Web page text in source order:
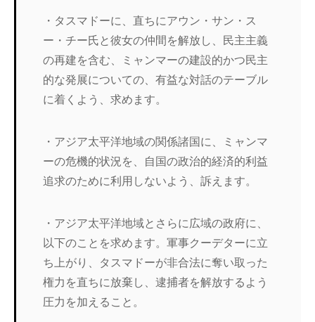
・タスマドーに、直ちにアウン・サン・ス
ー・チー氏と彼女の仲間を解放し、民主主義
の再建を含む、ミャンマーの建設的かつ民主
的な発展についての、有益な対話のテーブル
に着くよう、求めます。
・アジア太平洋地域の関係諸国に、ミャンマ
ーの危機的状況を、自国の政治的経済的利益
追求のために利用しないよう、訴えます。
・アジア太平洋地域とさらに広域の政府に、
以下のことを求めます。軍事クーデターに立
ち上がり、タスマドーが非合法に奪い取った
権力を直ちに放棄し、逮捕者を解放するよう
圧力を加えること。